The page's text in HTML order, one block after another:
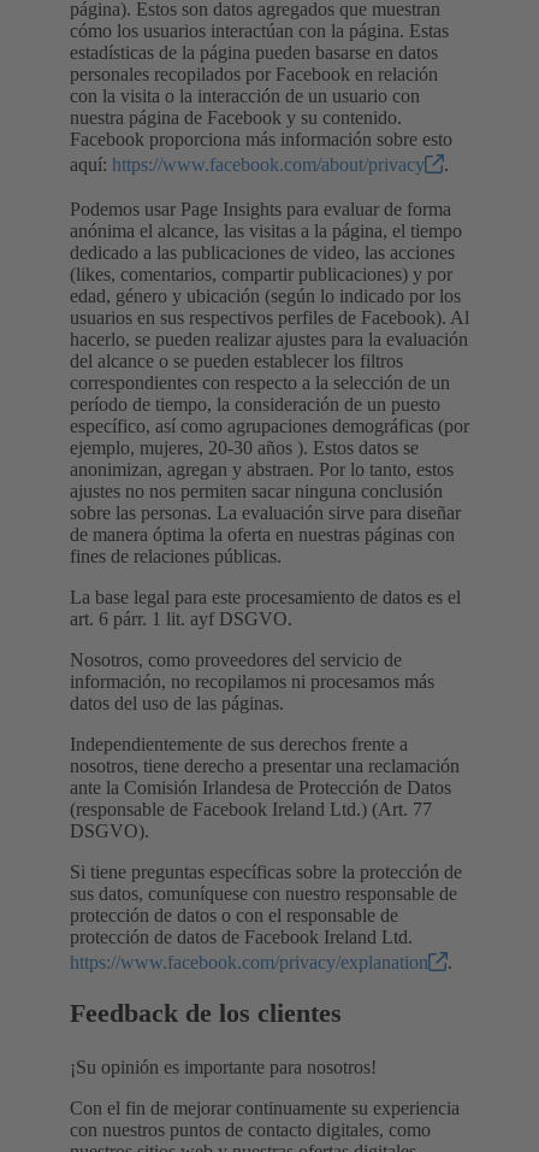
página). Estos son datos agregados que muestran
cómo los usuarios interactúan con la página. Estas
estadísticas de la página pueden basarse en datos
personales recopilados por Facebook en relación
con la visita o la interacción de un usuario con
nuestra página de Facebook y su contenido.
Facebook proporciona más información sobre esto
aquí: https://www.facebook.com/about/privacy .
Podemos usar Page Insights para evaluar de forma
anónima el alcance, las visitas a la página, el tiempo
dedicado a las publicaciones de video, las acciones
(likes, comentarios, compartir publicaciones) y por
edad, género y ubicación (según lo indicado por los
usuarios en sus respectivos perfiles de Facebook). Al
hacerlo, se pueden realizar ajustes para la evaluación
del alcance o se pueden establecer los filtros
correspondientes con respecto a la selección de un
período de tiempo, la consideración de un puesto
específico, así como agrupaciones demográficas (por
ejemplo, mujeres, 20-30 años ). Estos datos se
anonimizan, agregan y abstraen. Por lo tanto, estos
ajustes no nos permiten sacar ninguna conclusión
sobre las personas. La evaluación sirve para diseñar
de manera óptima la oferta en nuestras páginas con
fines de relaciones públicas.
La base legal para este procesamiento de datos es el
art. 6 párr. 1 lit. ayf DSGVO.
Nosotros, como proveedores del servicio de
información, no recopilamos ni procesamos más
datos del uso de las páginas.
Independientemente de sus derechos frente a
nosotros, tiene derecho a presentar una reclamación
ante la Comisión Irlandesa de Protección de Datos
(responsable de Facebook Ireland Ltd.) (Art. 77
DSGVO).
Si tiene preguntas específicas sobre la protección de
sus datos, comuníquese con nuestro responsable de
protección de datos o con el responsable de
protección de datos de Facebook Ireland Ltd.
https://www.facebook.com/privacy/explanation
.
Feedback de los clientes
¡Su opinión es importante para nosotros!
Con el fin de mejorar continuamente su experiencia
con nuestros puntos de contacto digitales, como